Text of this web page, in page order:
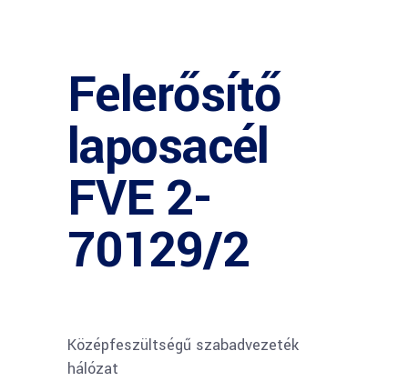
Felerősítő
laposacél
FVE 2-
70129/2
Középfeszültségű szabadvezeték
hálózat